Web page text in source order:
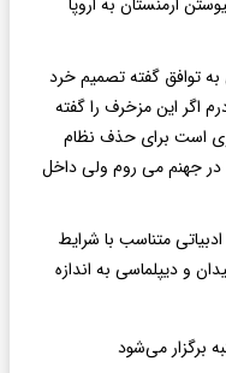
توافق گفته تصمیم خرد
اگر این مزخرف را گفته
است برای حذف نظام
در جهنم می روم ولی داخل
متناسب با شرایط
و دیپلماسی به اندازه
برگزار می‌شود